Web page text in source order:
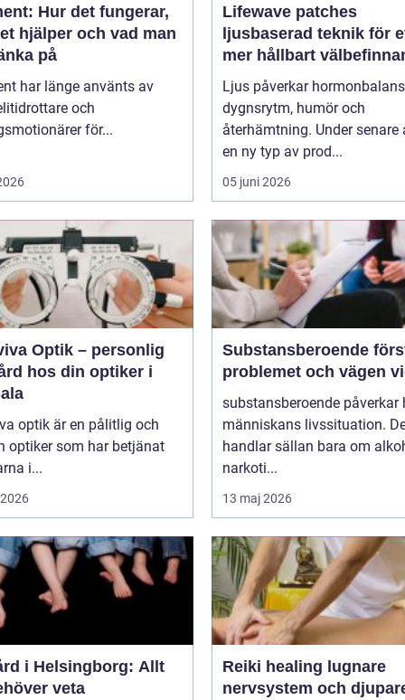
Hur det fungerar,
hjälper och vad man
på
har länge använts av
och
för...
Lifewave patches
ljusbaserad teknik för
mer hållbart
Ljus påverkar
dygnsrytm, humör och
återhämtning. Under senare
en ny typ av prod...
05 juni 2026
Optik – personlig
hos din optiker i
optik är en pålitlig och
optiker som har betjänat
i...
Substansberoende förstå
problemet och vägen
substansberoende påverkar
människans livssituation.
handlar sällan bara om
narkoti...
13 maj 2026
i Helsingborg: Allt
veta
Reiki healing lugnare
nervsystem och